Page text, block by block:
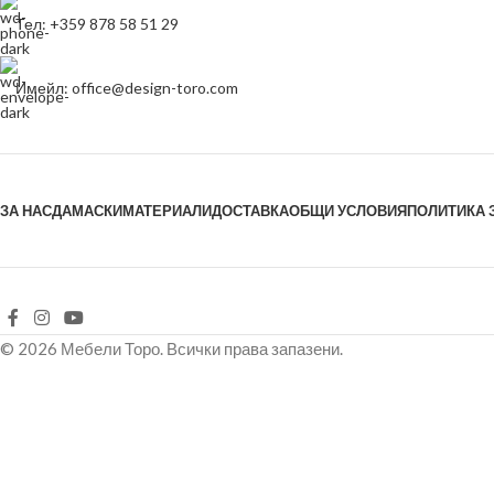
Тел: +359 878 58 51 29
Имейл: office@design-toro.com
ЗА НАСДАМАСКИМАТЕРИАЛИДОСТАВКАОБЩИ УСЛОВИЯПОЛИТИКА
© 2026 Мебели Торо. Всички права запазени.